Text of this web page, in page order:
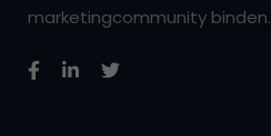
marketingcommunity binden.